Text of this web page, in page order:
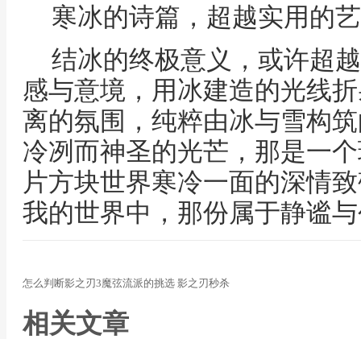
寒冰的诗篇，超越实用的
结冰的终极意义，或许超
感与意境，用冰建造的光线
离的氛围，纯粹由冰与雪构
冷冽而神圣的光芒，那是一
片方块世界寒冷一面的深情
我的世界中，那份属于静谧
怎么判断影之刃3魔弦流派的挑选 影之刃秒杀
相关文章